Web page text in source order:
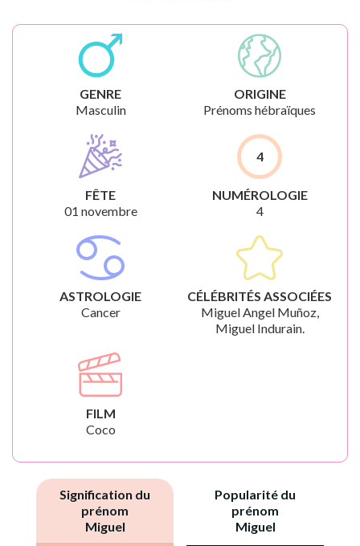
GENRE
Masculin
ORIGINE
Prénoms hébraïques
FÊTE
01 novembre
4
NUMÉROLOGIE
4
ASTROLOGIE
Cancer
CÉLÉBRITÉS ASSOCIÉES
Miguel Angel Muñoz,
Miguel Indurain.
FILM
Coco
Signification du
prénom
Miguel
Popularité du
prénom
Miguel